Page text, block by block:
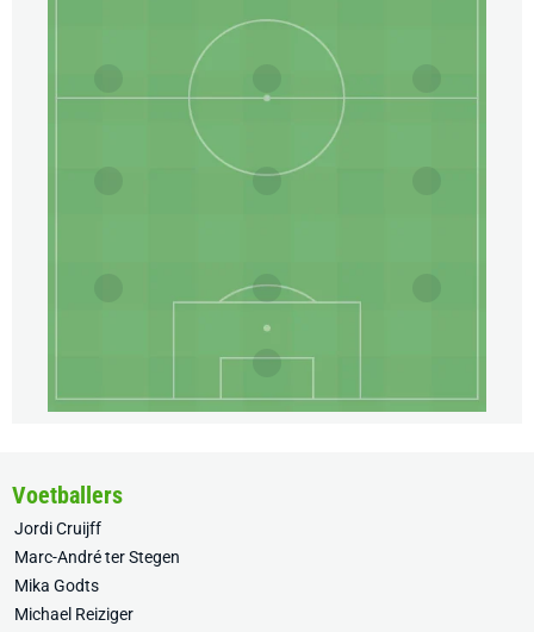
Voetballers
Jordi Cruijff
Marc-André ter Stegen
Mika Godts
Michael Reiziger